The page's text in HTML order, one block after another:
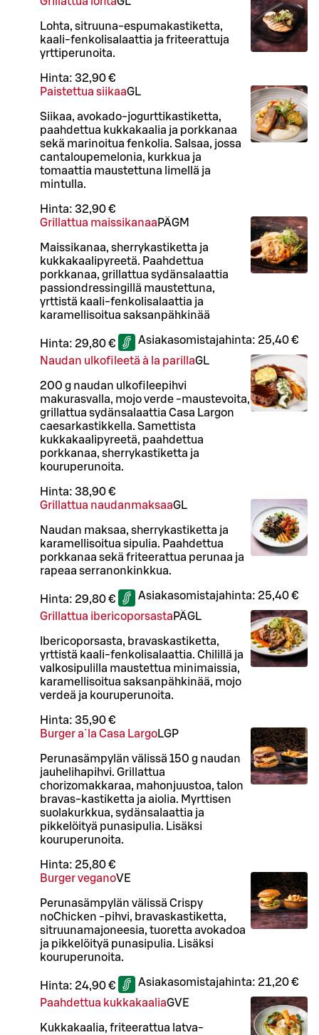
Lohta, sitruuna-espumakastiketta,
kaali-fenkolisalaattia ja friteerattuja
yrttiperunoita.
Hinta: 32,90 €
Paistettua siikaaGL
Siikaa, avokado-jogurttikastiketta,
paahdettua kukkakaalia ja porkkanaa
sekä marinoitua fenkolia. Salsaa, jossa
cantaloupemelonia, kurkkua ja
tomaattia maustettuna limellä ja
mintulla.
Hinta: 32,90 €
Grillattua maissikanaa PÄGM
Maissikanaa, sherrykastiketta ja
kukkakaalipyreetä. Paahdettua
porkkanaa, grillattua sydänsalaattia
passiondressingillä maustettuna,
yrttistä kaali-fenkolisalaattia ja
karamellisoitua saksanpähkinää
Hinta: 29,80 € Asiakasomistajahinta: 25,40 €
Naudan ulkofileetä à la parillaGL
200 g naudan ulkofileepihvi
makurasvalla, mojo verde -maustevoita,
grillattua sydänsalaattia Casa Largon
caesarkastikkella. Samettista
kukkakaalipyreetä, paahdettua
porkkanaa, sherrykastiketta ja
kouruperunoita.
Hinta: 38,90 €
Grillattua naudanmaksaaGL
Naudan maksaa, sherrykastiketta ja
karamellisoitua sipulia. Paahdettua
porkkanaa sekä friteerattua perunaa ja
rapeaa serranonkinkkua.
Hinta: 29,80 € Asiakasomistajahinta: 25,40 €
Grillattua ibericoporsasta PÄGL
Ibericoporsasta, bravaskastiketta,
yrttistä kaali-fenkolisalaattia. Chilillä ja
valkosipulilla maustettua minimaissia,
karamellisoitua saksanpähkinää, mojo
verdeä ja kouruperunoita.
Hinta: 35,90 €
Burger a`la Casa LargoLGP
Perunasämpylän välissä 150 g naudan
jauhelihapihvi. Grillattua
chorizomakkaraa, mahonjuustoa, talon
bravas-kastiketta ja aiolia. Myrttisen
suolakurkkua, sydänsalaattia ja
pikkelöityä punasipulia. Lisäksi
kouruperunoita.
Hinta: 25,80 €
Burger veganoVE
Perunasämpylän välissä Crispy
noChicken -pihvi, bravaskastiketta,
sitruunamajoneesia, tuoretta avokadoa
ja pikkelöityä punasipulia. Lisäksi
kouruperunoita.
Hinta: 24,90 € Asiakasomistajahinta: 21,20 €
Paahdettua kukkakaaliaGVE
Kukkakaalia, friteerattua latva-